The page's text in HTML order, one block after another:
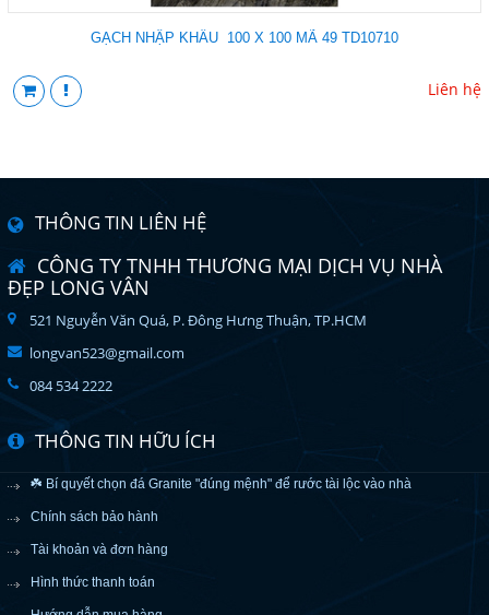
GẠCH NHẬP KHẨU 100 X 100 MÃ 49 TD10710
Liên hệ
THÔNG TIN LIÊN HỆ
CÔNG TY TNHH THƯƠNG MẠI DỊCH VỤ NHÀ
ĐẸP LONG VÂN
521 Nguyễn Văn Quá, P. Đông Hưng Thuận, TP.HCM
longvan523@gmail.com
084 534 2222
THÔNG TIN HỮU ÍCH
☘️ Bí quyết chọn đá Granite "đúng mệnh" để rước tài lộc vào nhà
Chính sách bảo hành
Tài khoản và đơn hàng
Hình thức thanh toán